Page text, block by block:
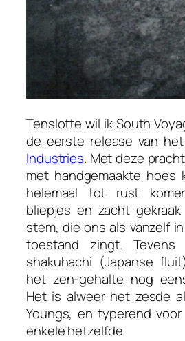
Tenslotte wil ikSouth
de eerste release van
Industries. Met deze
met handgemaakte hoes
helemaal tot rust
bliepjes en zacht
stem, die ons als vanzelf
toestand zingt.
shakuhachi (Japanse
het zen-gehalte nog
Het is alweer het zesde
Youngs, en typerend
enkele hetzelfde.